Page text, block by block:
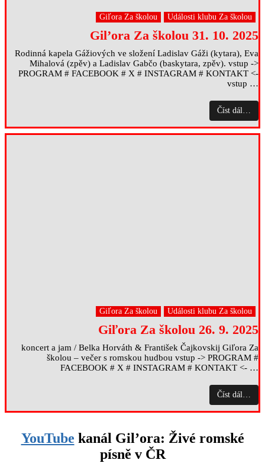
Giľora Za školou Události klubu Za školou
Gil’ora Za školou 31. 10. 2025
Rodinná kapela Gážiových ve složení Ladislav Gáži (kytara), Eva
Mihalová (zpěv) a Ladislav Gabčo (baskytara, zpěv). vstup ->
PROGRAM # FACEBOOK # X # INSTAGRAM # KONTAKT <-
vstup …
Číst dál…
Giľora Za školou Události klubu Za školou
Giľora Za školou 26. 9. 2025
koncert a jam / Belka Horváth & František Čajkovskij Giľora Za
školou – večer s romskou hudbou vstup -> PROGRAM #
FACEBOOK # X # INSTAGRAM # KONTAKT <- …
Číst dál…
YouTube kanál Gil’ora: Živé romské
písně v ČR